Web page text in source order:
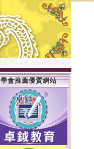
學會推薦優質網站